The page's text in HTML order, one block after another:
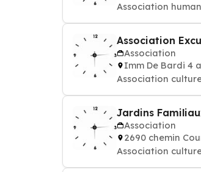
Association
Association
Association
Imm De Bardi 4
Association
Jardins
Association
2690 chemin
Association